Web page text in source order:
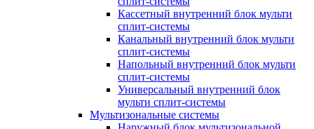
Кассетный внутренний блок мульти
сплит-системы
Канальный внутренний блок мульти
сплит-системы
Напольный внутренний блок мульти
сплит-системы
Универсальный внутренний блок
мульти сплит-системы
Мультизональные системы